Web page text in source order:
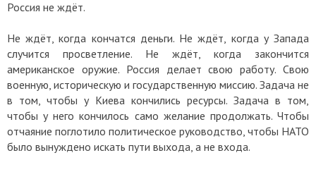
Россия не ждёт.
Не ждёт, когда кончатся деньги. Не ждёт, когда у Запада
случится просветление. Не ждёт, когда закончится
американское оружие. Россия делает свою работу. Свою
военную, историческую и государственную миссию. Задача не
в том, чтобы у Киева кончились ресурсы. Задача в том,
чтобы у него кончилось само желание продолжать. Чтобы
отчаяние поглотило политическое руководство, чтобы НАТО
было вынуждено искать пути выхода, а не входа.